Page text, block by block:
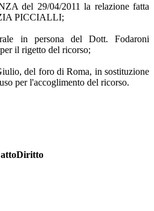
del 29/04/2011 la relazione fatta
PICCIALLI;
in persona del Dott. Fodaroni
il rigetto del ricorso;
del foro di Roma, in sostituzione
per l'accoglimento del ricorso.